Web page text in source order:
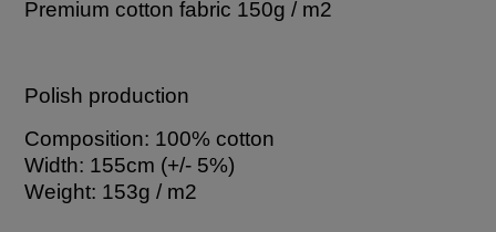
Premium cotton fabric 150g / m2
Polish production
Composition: 100% cotton
Width: 155cm (+/- 5%)
Weight: 153g / m2